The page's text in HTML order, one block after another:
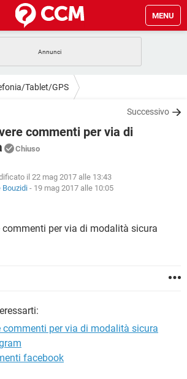
MENU
ANDROID
WHATSAPP
GAMING
FACEBOOK
GAMING
WINDOWS 10
ANDROID
WHATSAPP
Tablet/GPS
Successivo
commenti per via di
Chiuso
il 22 mag 2017 alle 13:43
Bouzidi - 19 mag 2017 alle 10:05
per via di modalità sicura
commenti per via di modalità sicura
facebook